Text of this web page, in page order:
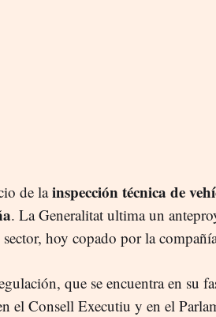
de lainspección técnica de
. La Generalitat ultima un
hoy copado por la
que se encuentra en su
el Consell Executiu y en el